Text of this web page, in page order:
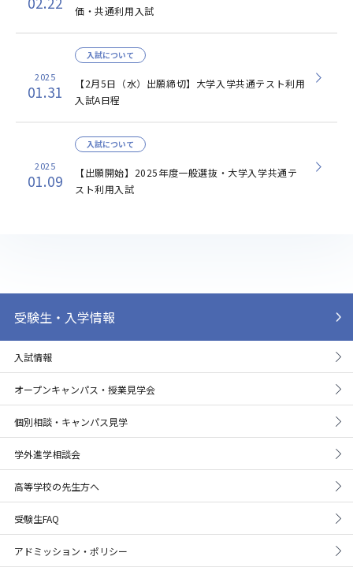
価・共通利用入試
2025
01.31
【2月5日（水）出願締切】大学入学共通テスト利用
入試A日程
入試について
2025
01.09
【出願開始】2025年度一般選抜・大学入学共通テ
スト利用入試
入試について
受験生・入学情報
入試情報
オープンキャンパス・授業見学会
個別相談・キャンパス見学
学外進学相談会
高等学校の先生方へ
受験生FAQ
アドミッション・ポリシー